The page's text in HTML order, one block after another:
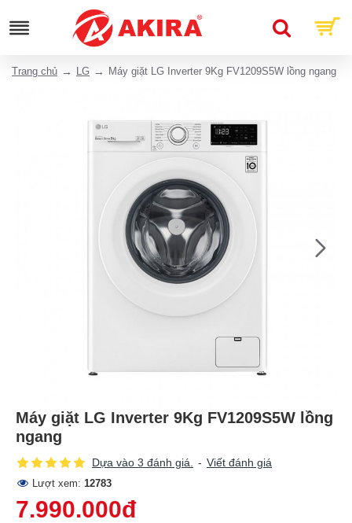
Trang chủ LG Máy giặt LG Inverter 9Kg FV1209S5W lồng ngang
Máy giặt LG Inverter 9Kg FV1209S5W lồng
ngang
Dựa vào 3 đánh giá. - Viết đánh giá
Lượt xem: 12783
7.990.000đ